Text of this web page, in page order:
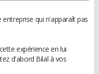
entreprise qui n'apparaît pas
expérience en lui
d'abord Bilal à vos